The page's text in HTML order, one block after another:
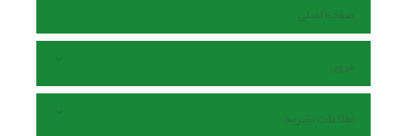
صفحه اصلی
مرور
اطلاعات نشریه